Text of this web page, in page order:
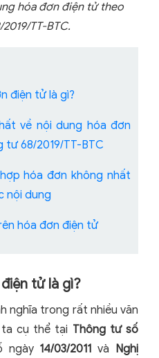
hóa đơn điện tử theo
TT-BTC.
điện tử là gì?
về nội dung hóa đơn
68/2019/TT-BTC
hóa đơn không nhất
nội dung
hóa đơn điện tử
tử là gì?
nghĩa trong rất nhiều văn
cụ thể tại Thông tư số
ngày 14/03/2011 và Nghị